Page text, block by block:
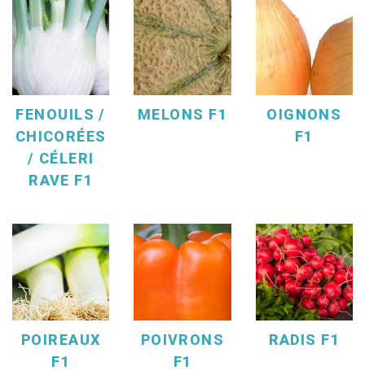
FENOUILS /
CHICORÉES
/ CÉLERI
RAVE F1
MELONS F1
OIGNONS
F1
POIREAUX
F1
POIVRONS
F1
RADIS F1